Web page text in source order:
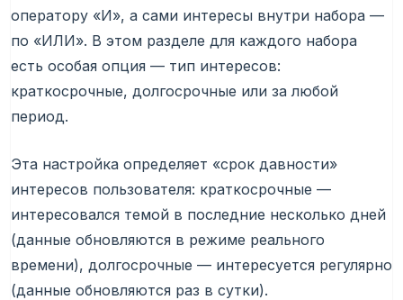
оператору «И», а сами интересы внутри набора —
по «ИЛИ». В этом разделе для каждого набора
есть особая опция — тип интересов:
краткосрочные, долгосрочные или за любой
период.
Эта настройка определяет «срок давности»
интересов пользователя: краткосрочные —
интересовался темой в последние несколько дней
(данные обновляются в режиме реального
времени), долгосрочные — интересуется регулярно
(данные обновляются раз в сутки).